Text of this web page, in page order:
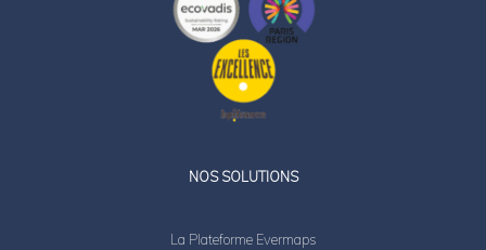
NOS SOLUTIONS
La Plateforme Evermaps